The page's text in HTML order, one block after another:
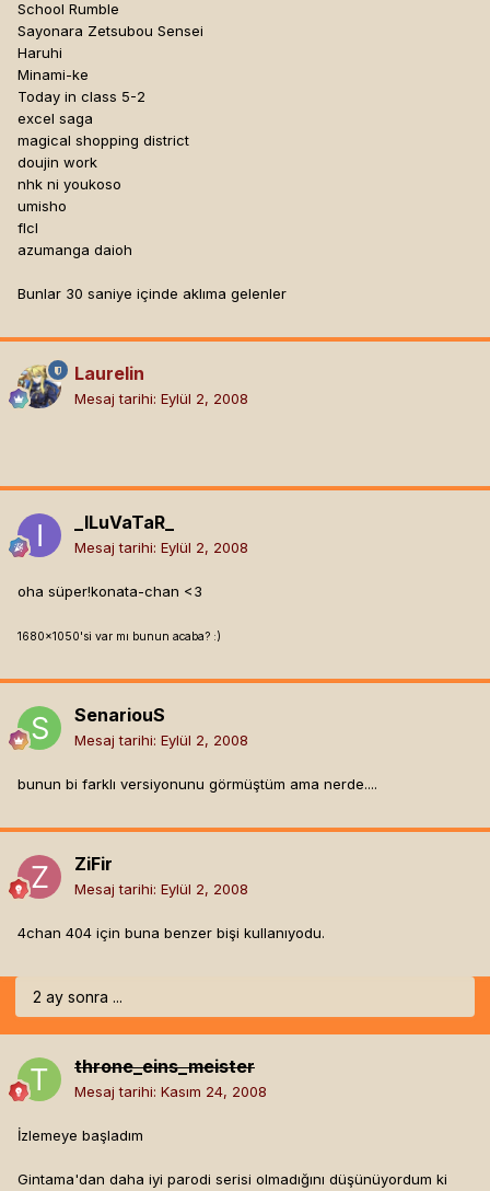
School Rumble
Sayonara Zetsubou Sensei
Haruhi
Minami-ke
Today in class 5-2
excel saga
magical shopping district
doujin work
nhk ni youkoso
umisho
flcl
azumanga daioh
Bunlar 30 saniye içinde aklıma gelenler
Laurelin
Mesaj tarihi: Eylül 2, 2008
_ILuVaTaR_
Mesaj tarihi: Eylül 2, 2008
oha süper!konata-chan <3
1680x1050'si var mı bunun acaba? :)
SenariouS
Mesaj tarihi: Eylül 2, 2008
bunun bi farklı versiyonunu görmüştüm ama nerde....
ZiFir
Mesaj tarihi: Eylül 2, 2008
4chan 404 için buna benzer bişi kullanıyodu.
2 ay sonra ...
throne_eins_meister
Mesaj tarihi: Kasım 24, 2008
İzlemeye başladım
Gintama'dan daha iyi parodi serisi olmadığını düşünüyordum ki